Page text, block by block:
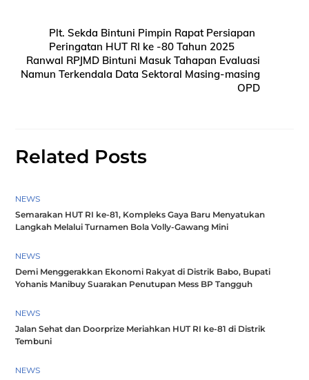
Plt. Sekda Bintuni Pimpin Rapat Persiapan
Peringatan HUT RI ke -80 Tahun 2025
Ranwal RPJMD Bintuni Masuk Tahapan Evaluasi
Namun Terkendala Data Sektoral Masing-masing
OPD
Related Posts
NEWS
Semarakan HUT RI ke-81, Kompleks Gaya Baru Menyatukan
Langkah Melalui Turnamen Bola Volly-Gawang Mini
NEWS
Demi Menggerakkan Ekonomi Rakyat di Distrik Babo, Bupati
Yohanis Manibuy Suarakan Penutupan Mess BP Tangguh
NEWS
Jalan Sehat dan Doorprize Meriahkan HUT RI ke-81 di Distrik
Tembuni
NEWS